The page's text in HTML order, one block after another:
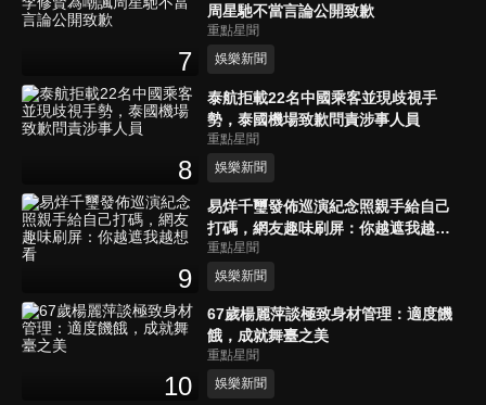
7
周星馳不當言論公開致歉
重點星聞
娛樂新聞
8
泰航拒載22名中國乘客並現歧視手
勢，泰國機場致歉問責涉事人員
重點星聞
娛樂新聞
9
易烊千璽發佈巡演紀念照親手給自己
打碼，網友趣味刷屏：你越遮我越想
看
重點星聞
娛樂新聞
10
67歲楊麗萍談極致身材管理：適度饑
餓，成就舞臺之美
重點星聞
娛樂新聞